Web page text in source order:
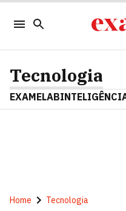
Tecnologia
EXAMELAB
Home Tecnologia